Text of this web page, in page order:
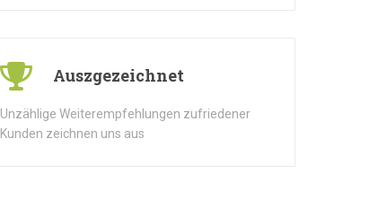
Auszgezeichnet
Unzählige Weiterempfehlungen zufriedener
Kunden zeichnen uns aus